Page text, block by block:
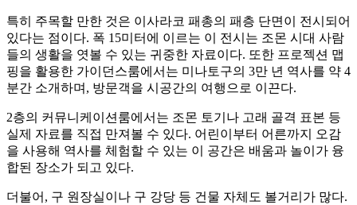
특히 주목할 만한 것은 이사라코 패총의 패층 단면이 전시되어
있다는 점이다. 폭 15미터에 이르는 이 전시는 조몬 시대 사람
들의 생활을 엿볼 수 있는 귀중한 자료이다. 또한 프로젝션 맵
핑을 활용한 가이던스룸에서는 미나토구의 3만 년 역사를 약 4
분간 소개하며, 방문객을 시공간의 여행으로 이끈다.
2층의 커뮤니케이션룸에서는 조몬 토기나 고래 골격 표본 등
실제 자료를 직접 만져볼 수 있다. 어린이부터 어른까지 오감
을 사용해 역사를 체험할 수 있는 이 공간은 배움과 놀이가 융
합된 장소가 되고 있다.
더불어, 구 원장실이나 구 강당 등 건물 자체도 볼거리가 많다.